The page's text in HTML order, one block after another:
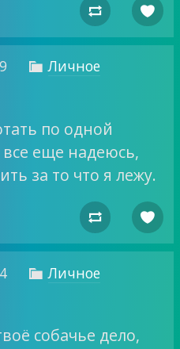
 
 Личное
по одной
еще надеюсь,
за то что я лежу.
 
 Личное
собачье дело,